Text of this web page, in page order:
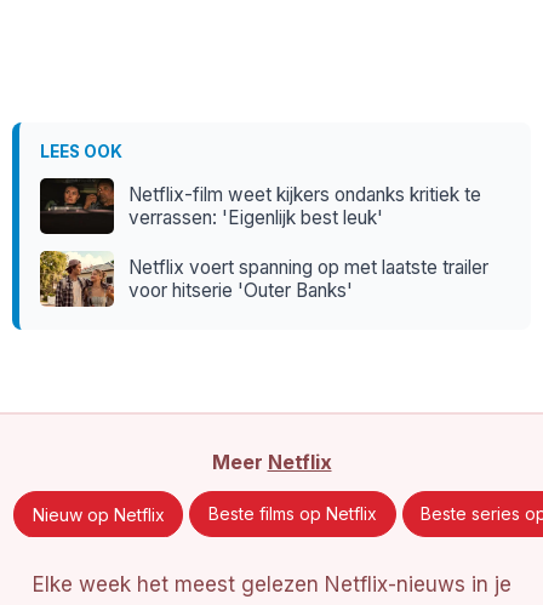
LEES OOK
Netflix-film weet kijkers ondanks kritiek te
verrassen: 'Eigenlijk best leuk'
Netflix voert spanning op met laatste trailer
voor hitserie 'Outer Banks'
Meer Netflix
Nieuw op Netflix Beste films op Netflix Beste series
Elke week het meest gelezen Netflix-nieuws in je